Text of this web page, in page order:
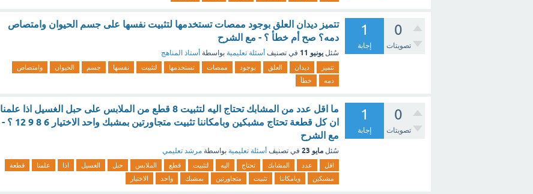
0
تصويتات
1
إجابة
تتميز ديدان العلق بوجود ممصات تستخدمها لتثبيت نفسها على جسم الحيوان وامتصاص
دمه؟ صح أم خطأ ؟ - مع الشرح
سُئل يونيو 11 في تصنيف أسئلة تعليمية بواسطة أستاذ المناهج
تتميز ديدان العلق بوجود ممصات تستخدمها لتثبيت نفسها جسم الحيوان
وامتصاص
دمه
خطأ
0
تصويتات
1
إجابة
ما اقل عدد من المشابك تحتاج اليه لتثبيت 8 قطع من الملابس على حبل الغسيل اذا علمنا
ان كل قطعة تحتاج مشبكين وبامكاننا تثبيت متجاورتين بمشبك واحد الاختيار 6 8 9 12 ؟ -
مع الشرح
سُئل مايو 23 في تصنيف أسئلة تعليمية بواسطة مرشد تعليمي
اقل عدد المشابك تحتاج اليه لتثبيت قطع الملابس حبل الغسيل اذا علمنا
قطعة
مشبكين
وبامكاننا تثبيت متجاورتين بمشبك واحد الاختيار